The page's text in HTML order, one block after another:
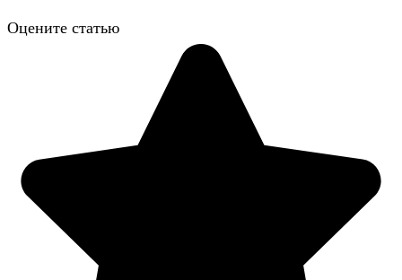
Оцените статью